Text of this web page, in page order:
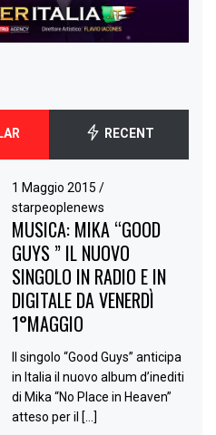
RECENT
1 Maggio 2015 /
starpeoplenews
MUSICA: MIKA “GOOD
GUYS ” IL NUOVO
SINGOLO IN RADIO E IN
DIGITALE DA VENERDÌ
1°MAGGIO
Il singolo “Good Guys” anticipa
in Italia il nuovo album d’inediti
di Mika “No Place in Heaven”
atteso per il […]